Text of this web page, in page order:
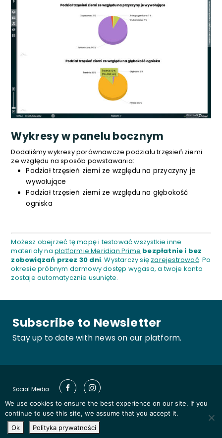
Wykresy w panelu bocznym
Dodaliśmy wykresy porównawcze podziału trzęsień ziemi
ze względu na sposób powstawania:
Podział trzęsień ziemi ze względu na przyczyny je
wywołujące
Podział trzęsień ziemi ze względu na głębokość
ogniska
Możesz obejrzeć tę mapę i testować wszystkie inne
materiały na platformie Meridian Prime bezpłatnie i bez
zobowiązań przez 30 dni. Wystarczy się zarejestrować. Po
okresie próbnym darmowy dostęp wygasa, a twoje konto
zostaje automatycznie usunięte.
Subscribe to Newsletter
Stay up to date with news on our platform.
© 2019 - 2026 All rights reserved by Meridian
Social Media:
We use cookies to ensure the best experience on our site. If you
continue to use this site, we assume that you accept it.
Ok
Polityka prywatności